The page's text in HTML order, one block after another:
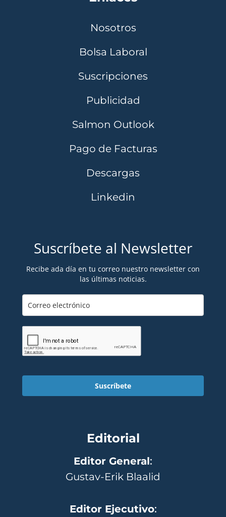
Nosotros
Bolsa Laboral
Suscripciones
Publicidad
Salmon Outlook
Pago de Facturas
Descargas
Linkedin
Suscríbete al Newsletter
Recibe ada día en tu correo nuestro newsletter con
las últimas noticias.
Suscríbete
Editorial
Editor General:
Gustav-Erik Blaalid
Editor Ejecutivo: